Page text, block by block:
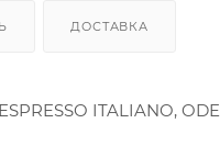
ДОСТАВКА
ITALIANO,